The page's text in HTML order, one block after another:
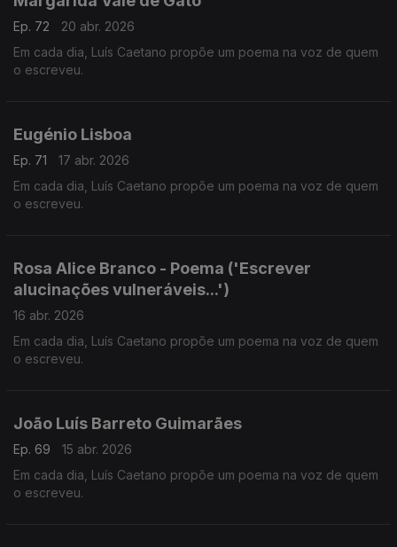
Ep. 72
20 abr. 2026
Em cada dia, Luís Caetano propõe um poema na voz de quem
o escreveu.
Eugénio Lisboa
Ep. 71
17 abr. 2026
Em cada dia, Luís Caetano propõe um poema na voz de quem
o escreveu.
Rosa Alice Branco - Poema ('Escrever
alucinações vulneráveis...')
16 abr. 2026
Em cada dia, Luís Caetano propõe um poema na voz de quem
o escreveu.
João Luís Barreto Guimarães
Ep. 69
15 abr. 2026
Em cada dia, Luís Caetano propõe um poema na voz de quem
o escreveu.